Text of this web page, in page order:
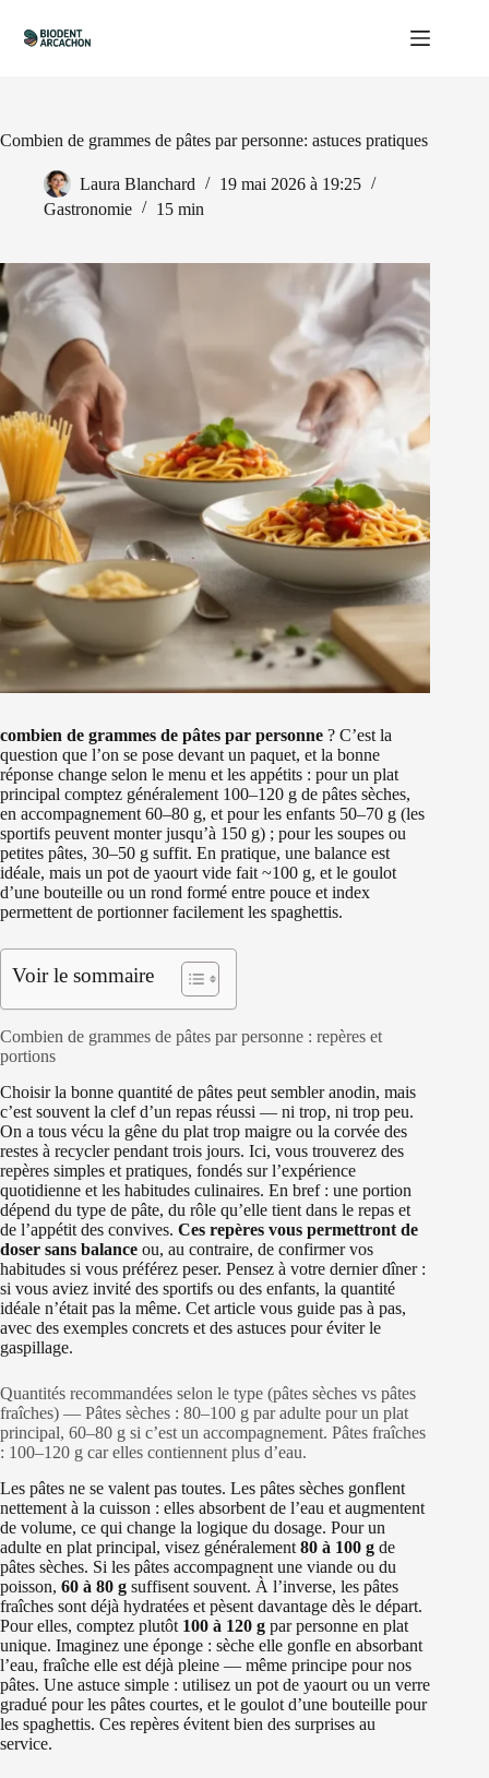
contenu
Combien de grammes de pâtes par personne: astuces pratiques
Laura Blanchard
19 mai 2026 à 19:25
Gastronomie
15 min
combien de grammes de pâtes par personne ? C’est la
question que l’on se pose devant un paquet, et la bonne
réponse change selon le menu et les appétits : pour un plat
principal comptez généralement 100–120 g de pâtes sèches,
en accompagnement 60–80 g, et pour les enfants 50–70 g (les
sportifs peuvent monter jusqu’à 150 g) ; pour les soupes ou
petites pâtes, 30–50 g suffit. En pratique, une balance est
idéale, mais un pot de yaourt vide fait ~100 g, et le goulot
d’une bouteille ou un rond formé entre pouce et index
permettent de portionner facilement les spaghettis.
Voir le sommaire
Combien de grammes de pâtes par personne : repères et
portions
Choisir la bonne quantité de pâtes peut sembler anodin, mais
c’est souvent la clef d’un repas réussi — ni trop, ni trop peu.
On a tous vécu la gêne du plat trop maigre ou la corvée des
restes à recycler pendant trois jours. Ici, vous trouverez des
repères simples et pratiques, fondés sur l’expérience
quotidienne et les habitudes culinaires. En bref : une portion
dépend du type de pâte, du rôle qu’elle tient dans le repas et
de l’appétit des convives. Ces repères vous permettront de
doser sans balance ou, au contraire, de confirmer vos
habitudes si vous préférez peser. Pensez à votre dernier dîner :
si vous aviez invité des sportifs ou des enfants, la quantité
idéale n’était pas la même. Cet article vous guide pas à pas,
avec des exemples concrets et des astuces pour éviter le
gaspillage.
Quantités recommandées selon le type (pâtes sèches vs pâtes
fraîches) — Pâtes sèches : 80–100 g par adulte pour un plat
principal, 60–80 g si c’est un accompagnement. Pâtes fraîches
: 100–120 g car elles contiennent plus d’eau.
Les pâtes ne se valent pas toutes. Les pâtes sèches gonflent
nettement à la cuisson : elles absorbent de l’eau et augmentent
de volume, ce qui change la logique du dosage. Pour un
adulte en plat principal, visez généralement 80 à 100 g de
pâtes sèches. Si les pâtes accompagnent une viande ou du
poisson, 60 à 80 g suffisent souvent. À l’inverse, les pâtes
fraîches sont déjà hydratées et pèsent davantage dès le départ.
Pour elles, comptez plutôt 100 à 120 g par personne en plat
unique. Imaginez une éponge : sèche elle gonfle en absorbant
l’eau, fraîche elle est déjà pleine — même principe pour nos
pâtes. Une astuce simple : utilisez un pot de yaourt ou un verre
gradué pour les pâtes courtes, et le goulot d’une bouteille pour
les spaghettis. Ces repères évitent bien des surprises au
service.